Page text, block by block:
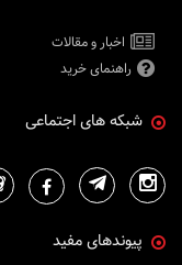
اخبار و مقالات
راهنمای خرید
شبکه های اجتماعی
پیوندهای مفید